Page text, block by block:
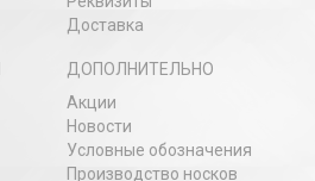
Доставка
ДОПОЛНИТЕЛЬНО
Акции
Новости
Условные обозначения
Производство носков